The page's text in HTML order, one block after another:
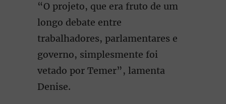
“O projeto, que era fruto de um
longo debate entre
trabalhadores, parlamentares e
governo, simplesmente foi
vetado por Temer”, lamenta
Denise.